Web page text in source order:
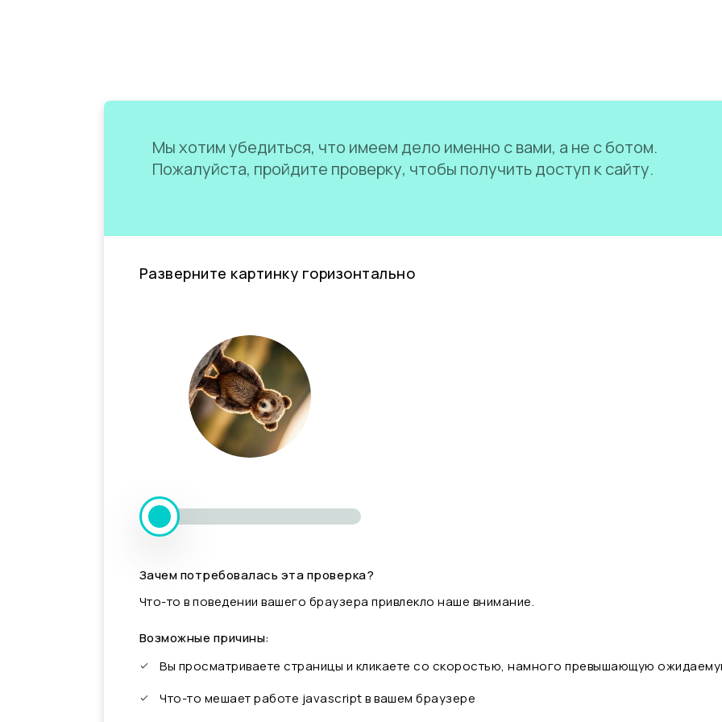
Мы хотим убедиться, что имеем дело именно с вами, а не с ботом.
Пожалуйста, пройдите проверку, чтобы получить доступ к сайту.
Разверните картинку горизонтально
Зачем потребовалась эта проверка?
Что-то в поведении вашего браузера привлекло наше внимание.
Возможные причины:
Вы просматриваете страницы и кликаете со скоростью, намного превышающую
Что-то мешает работе javascript в вашем браузере